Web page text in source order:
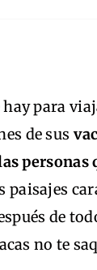
para
de sus
de
no te